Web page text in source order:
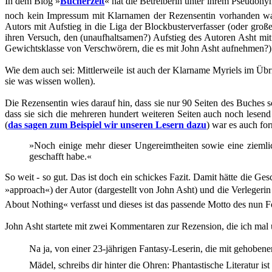
noch kein Impressum mit Klarnamen der Rezensentin vorhanden
Autors mit Aufstieg in die Liga der Blockbusterverfasser (oder
ihren Versuch, den (unaufhaltsamen?) Aufstieg des Autoren Asht
Gewichtsklasse von Verschwörern, die es mit John Asht
Wie dem auch sei: Mittlerweile ist auch der Klarname Myriels im
sie was wissen wollen).
Die Rezensentin wies darauf hin, dass sie nur 90 Seiten des
dass sie sich die mehreren hundert weiteren Seiten auch noch
(das sagen zum Beispiel wir unseren Lesern dazu) war es auch
»Noch einige mehr dieser Ungereimtheiten sowie eine
geschafft habe.«
So weit - so gut. Das ist doch ein schickes Fazit. Damit hätte die
»approach«) der Autor (dargestellt von John Asht) und die
About Nothing« verfasst und dieses ist das passende Motto des nun
John Asht startete mit zwei Kommentaren zur Rezension, die ich
Na ja, von einer 23-jährigen Fantasy-Leserin, die mit
Mädel, schreibs dir hinter die Ohren: Phantastische Literatur ist